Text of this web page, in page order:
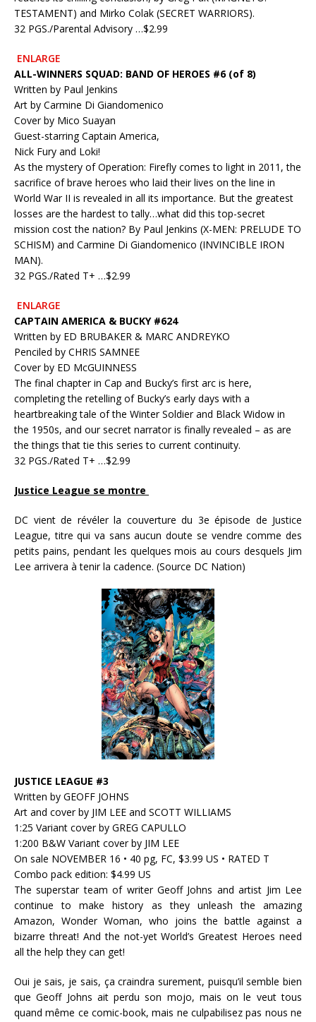
TESTAMENT) and Mirko Colak (SECRET WARRIORS).
32 PGS./Parental Advisory …$2.99
ENLARGE
ALL-WINNERS SQUAD: BAND OF HEROES #6 (of 8)
Written by Paul Jenkins
Art by Carmine Di Giandomenico
Cover by Mico Suayan
Guest-starring Captain America,
Nick Fury and Loki!
As the mystery of Operation: Firefly comes to light in 2011, the
sacrifice of brave heroes who laid their lives on the line in
World War II is revealed in all its importance. But the greatest
losses are the hardest to tally…what did this top-secret
mission cost the nation? By Paul Jenkins (X-MEN: PRELUDE TO
SCHISM) and Carmine Di Giandomenico (INVINCIBLE IRON
MAN).
32 PGS./Rated T+ …$2.99
ENLARGE
CAPTAIN AMERICA & BUCKY #624
Written by ED BRUBAKER & MARC ANDREYKO
Penciled by CHRIS SAMNEE
Cover by ED McGUINNESS
The final chapter in Cap and Bucky’s first arc is here,
completing the retelling of Bucky’s early days with a
heartbreaking tale of the Winter Soldier and Black Widow in
the 1950s, and our secret narrator is finally revealed – as are
the things that tie this series to current continuity.
32 PGS./Rated T+ …$2.99
Justice League se montre
DC vient de révéler la couverture du 3e épisode de Justice
League, titre qui va sans aucun doute se vendre comme des
petits pains, pendant les quelques mois au cours desquels Jim
Lee arrivera à tenir la cadence. (Source DC Nation)
JUSTICE LEAGUE #3
Written by GEOFF JOHNS
Art and cover by JIM LEE and SCOTT WILLIAMS
1:25 Variant cover by GREG CAPULLO
1:200 B&W Variant cover by JIM LEE
On sale NOVEMBER 16 • 40 pg, FC, $3.99 US • RATED T
Combo pack edition: $4.99 US
The superstar team of writer Geoff Johns and artist Jim Lee
continue to make history as they unleash the amazing
Amazon, Wonder Woman, who joins the battle against a
bizarre threat! And the not-yet World’s Greatest Heroes need
all the help they can get!
Oui je sais, je sais, ça craindra surement, puisqu’il semble bien
que Geoff Johns ait perdu son mojo, mais on le veut tous
quand même ce comic-book, mais ne culpabilisez pas nous ne